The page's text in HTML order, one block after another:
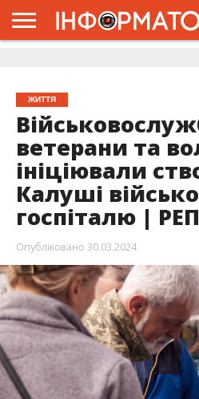
ЖИТТЯ
ветерани та
ініціювали
Калуші
госпіталю |
Опубліковано 30.03.2024